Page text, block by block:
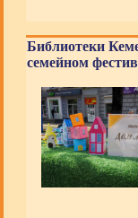
Библиотеки
семейном